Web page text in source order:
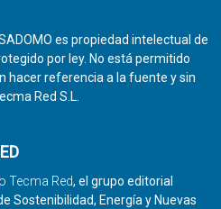
es propiedad intelectual de
por ley. No está permitido
hacer referencia a la fuente y sin
Red S.L.
Tecma Red, el grupo editorial
Sostenibilidad, Energía y Nuevas